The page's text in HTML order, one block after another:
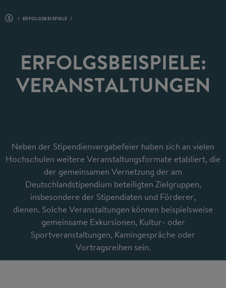
ERFOLGSBEISPIELE
ERFOLGSBEISPIELE:
VERANSTALTUNGEN
Neben der Stipendienvergabefeier haben sich an vielen
Hochschulen weitere Veranstaltungsformate etabliert, die
der gemeinsamen Vernetzung der am
Deutschlandstipendium beteiligten Zielgruppen,
insbesondere der Stipendiaten und Förderer,
dienen. Solche Veranstaltungen können beispielsweise
gemeinsame Exkursionen, Kultur- oder
Sportveranstaltungen, Kamingespräche oder
Vortragsreihen sein.